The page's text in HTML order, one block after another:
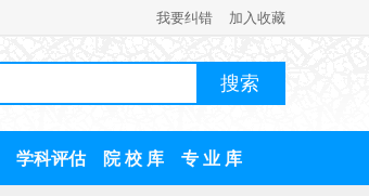
我要纠错 加入收藏
学科评估 院 校 库 专 业 库